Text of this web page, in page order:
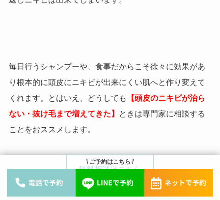
\ ご予約はこちら /
毎日行うシャンプーや、食事だからこそ徐々に効果があ
り根本的に頭皮にニキビが出来にくい肌へと作り変えて
くれます。とはいえ、どうしても
【頭皮のニキビが治ら
ない・抜け毛まで増えてきた】
ときは専門家に相談する
ことをおススメします。
無料相談はこちら